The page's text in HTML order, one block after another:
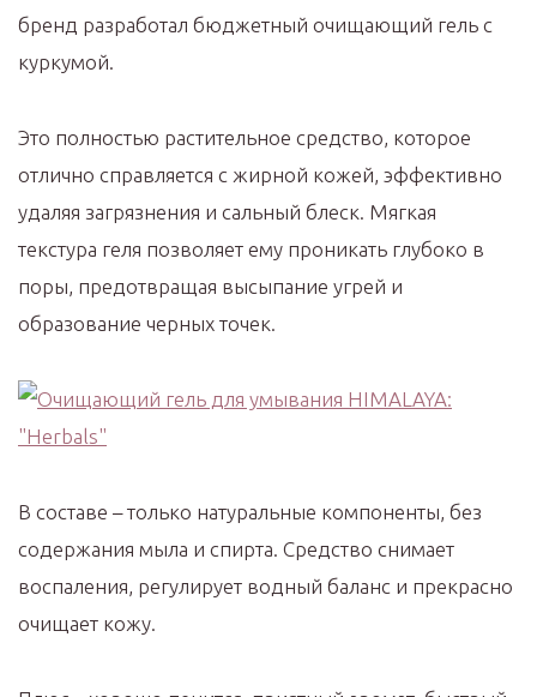
бренд разработал бюджетный очищающий гель с
куркумой.
Это полностью растительное средство, которое
отлично справляется с жирной кожей, эффективно
удаляя загрязнения и сальный блеск. Мягкая
текстура геля позволяет ему проникать глубоко в
поры, предотвращая высыпание угрей и
образование черных точек.
В составе – только натуральные компоненты, без
содержания мыла и спирта. Средство снимает
воспаления, регулирует водный баланс и прекрасно
очищает кожу.